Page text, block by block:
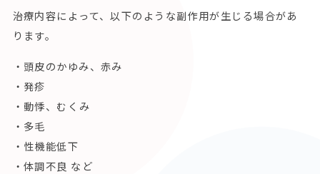
治療内容によって、以下のような副作用が生じる場合があ
ります。
・頭皮のかゆみ、赤み
・発疹
・動悸、むくみ
・多毛
・性機能低下
・体調不良 など